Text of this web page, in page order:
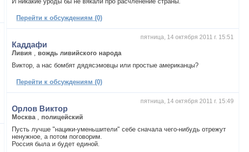
Перейти к обсуждениям (0)
пятница, 14 октября 2011 г. 15:51
Каддафи
Ливия
вождь ливийского народа
Виктор, а нас бомбят дядясэмовцы или простые американцы?
Перейти к обсуждениям (0)
пятница, 14 октября 2011 г. 15:49
Орлов Виктор
Москва
полицейский
Пусть лучше "нацики-уменьшители" себе сначала чего-нибудь отрежут
ненужное, а потом поговорим.
Россия была и будет единой.